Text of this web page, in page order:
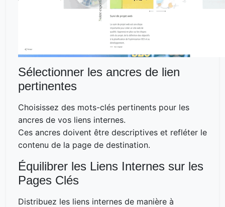
Sélectionner les ancres de lien
pertinentes
Choisissez des mots-clés pertinents pour les
ancres de vos liens internes.
Ces ancres doivent être descriptives et refléter le
contenu de la page de destination.
Équilibrer les Liens Internes sur les
Pages Clés
Distribuez les liens internes de manière à